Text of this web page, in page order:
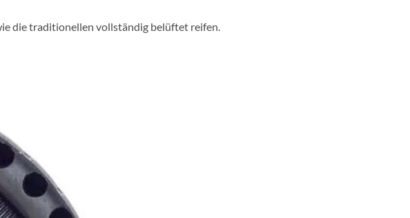
die traditionellen vollständig belüftet reifen.